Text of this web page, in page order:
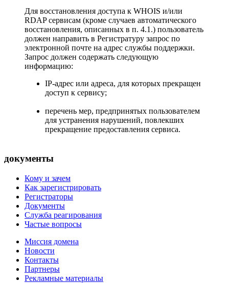
Для восстановления доступа к WHOIS и/или
RDAP сервисам (кроме случаев автоматического
восстановления, описанных в п. 4.1.) пользователь
должен направить в Регистратуру запрос по
электронной почте на адрес службы поддержки.
Запрос должен содержать следующую
информацию:
IP-адрес или адреса, для которых прекращен
доступ к сервису;
перечень мер, предпринятых пользователем
для устранения нарушений, повлекших
прекращение предоставления сервиса.
документы
Кому и зачем
Как зарегистрировать
Регистраторы
Документы
Служба реагирования
Частые вопросы
Миссия домена
Новости
Контакты
Партнеры
Рекламные материалы